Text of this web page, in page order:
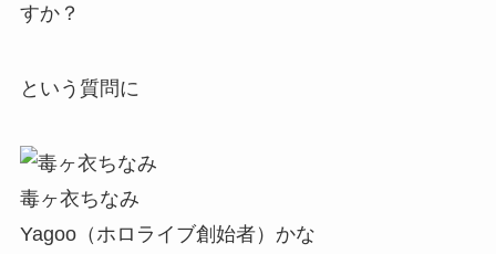
すか？
という質問に
毒ヶ衣ちなみ
Yagoo（ホロライブ創始者）かな